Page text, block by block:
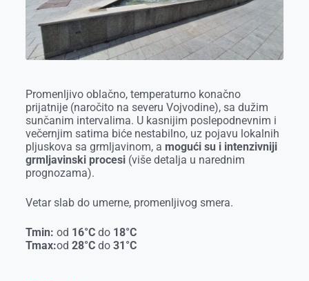
k
e
r
n
p
Promenljivo oblačno, temperaturno konačno
prijatnije (naročito na severu Vojvodine), sa dužim
sunčanim intervalima. U kasnijim poslepodnevnim i
večernjim satima biće nestabilno, uz pojavu lokalnih
pljuskova sa grmljavinom, a mogući su i intenzivniji
grmljavinski procesi(više detalja u narednim
prognozama).
Vetar slab do umerne, promenljivog smera.
Tmin: od 16°Cdo 18°C
Tmax:od 28°Cdo 31°C